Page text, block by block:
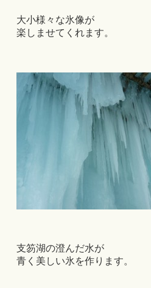
大小様々な氷像が
楽しませてくれます。
支笏湖の澄んだ水が
青く美しい氷を作ります。